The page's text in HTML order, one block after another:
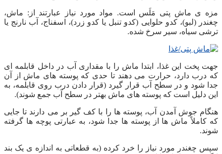
مزه ی ماش پتی مَلَس است. مواد مورد نیاز عبارتند از: ماش،
چغندر (لبو)، کدو حلوایی (کدو تنبل یا کدو زرد)، اسفناج، آب نارنج یا
ترشی سیاه، سیر سرخ شده.
جهت پخت این غذا، ابتدا ماش را با مقداری آب در داخل قابلمه ای
که درب دارد، حرارت می دهند تا حدی که پوسته های ماش از آن
جدا شود و در سطح آب قرار گیرد (قرار دادن درب روی قابلمه، به
این دلیل است که پوسته های ماش بهتر در سطح آب جمع شوند).
هنگام جوش آمدن آب، پوسته ها را با کف گیر بر می دارند تا جایی
که کاملاً ماش ها از پوسته ها جدا شود، به عبارتی پوچه ها گرفته
شوند.
سپس چغندر مورد نیاز را خرد کرده (به قطعاتی به اندازه ی یک بند